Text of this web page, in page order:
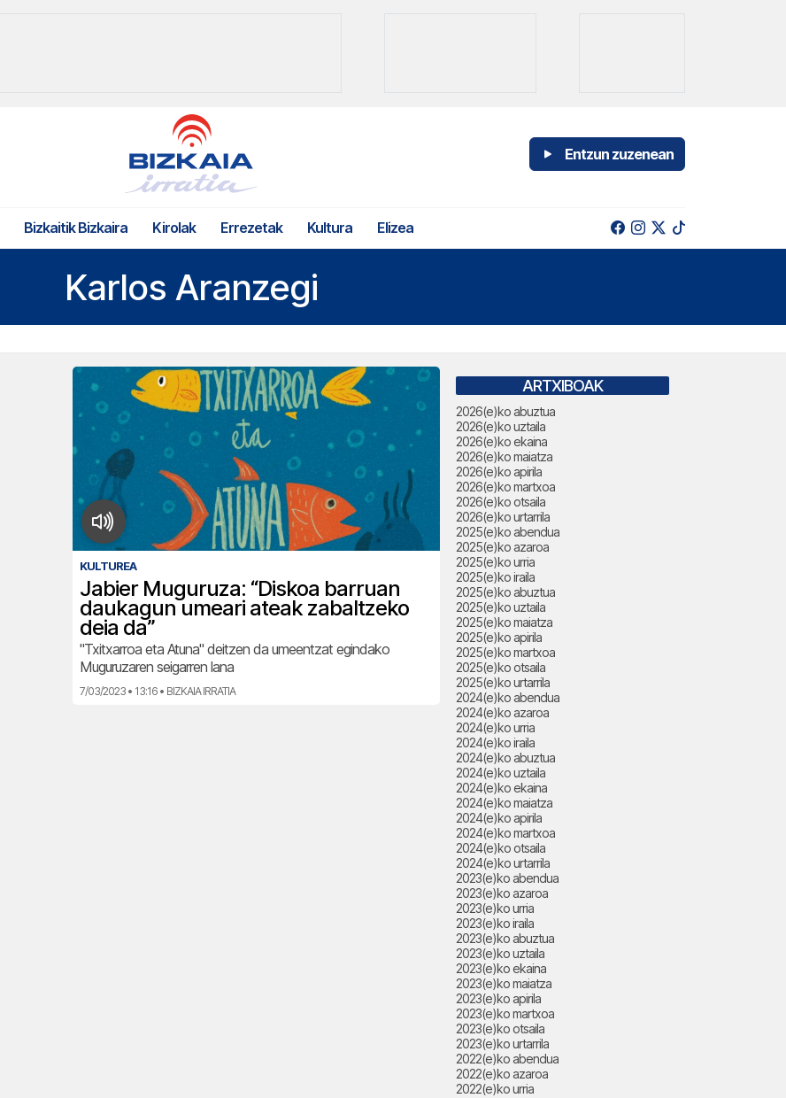
Entzun zuzenean
Bizkaitik Bizkaira Kirolak Errezetak Kultura Elizea
Karlos Aranzegi
KULTUREA
Jabier Muguruza: “Diskoa barruan
daukagun umeari ateak zabaltzeko
deia da”
"Txitxarroa eta Atuna" deitzen da umeentzat egindako
Muguruzaren seigarren lana
7/03/2023 • 13:16 • BIZKAIA IRRATIA
ARTXIBOAK
2026(e)ko abuztua
2026(e)ko uztaila
2026(e)ko ekaina
2026(e)ko maiatza
2026(e)ko apirila
2026(e)ko martxoa
2026(e)ko otsaila
2026(e)ko urtarrila
2025(e)ko abendua
2025(e)ko azaroa
2025(e)ko urria
2025(e)ko iraila
2025(e)ko abuztua
2025(e)ko uztaila
2025(e)ko maiatza
2025(e)ko apirila
2025(e)ko martxoa
2025(e)ko otsaila
2025(e)ko urtarrila
2024(e)ko abendua
2024(e)ko azaroa
2024(e)ko urria
2024(e)ko iraila
2024(e)ko abuztua
2024(e)ko uztaila
2024(e)ko ekaina
2024(e)ko maiatza
2024(e)ko apirila
2024(e)ko martxoa
2024(e)ko otsaila
2024(e)ko urtarrila
2023(e)ko abendua
2023(e)ko azaroa
2023(e)ko urria
2023(e)ko iraila
2023(e)ko abuztua
2023(e)ko uztaila
2023(e)ko ekaina
2023(e)ko maiatza
2023(e)ko apirila
2023(e)ko martxoa
2023(e)ko otsaila
2023(e)ko urtarrila
2022(e)ko abendua
2022(e)ko azaroa
2022(e)ko urria